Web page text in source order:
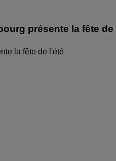
présente la fête de
la fête de l'été